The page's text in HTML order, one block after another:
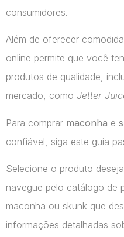
consumidores.
Além de oferecer
online permite que você
produtos de qualidade,
mercado, como Jetter
Para comprar maconha e
confiável, siga este guia
Selecione o produto
navegue pelo catálogo de
maconha ou skunk que
informações detalhadas